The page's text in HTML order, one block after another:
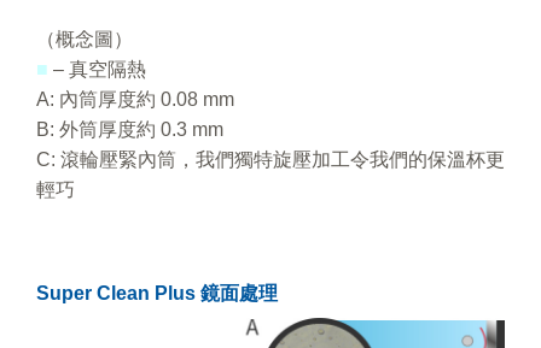
（概念圖）
■ – 真空隔熱
A: 內筒厚度約 0.08 mm
B: 外筒厚度約 0.3 mm
C: 滾輪壓緊內筒，我們獨特旋壓加工令我們的保溫杯更
輕巧
Super Clean Plus 鏡面處理